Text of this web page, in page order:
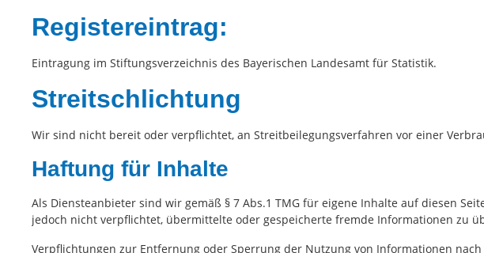
Registereintrag:
Eintragung im Stiftungsverzeichnis des Bayerischen Landesamt für Statistik.
Streitschlichtung
Wir sind nicht bereit oder verpflichtet, an Streitbeilegungsverfahren vor einer
Haftung für Inhalte
Als Diensteanbieter sind wir gemäß § 7 Abs.1 TMG für eigene Inhalte auf diesen
jedoch nicht verpflichtet, übermittelte oder gespeicherte fremde Informationen zu
Verpflichtungen zur Entfernung oder Sperrung der Nutzung von Informationen